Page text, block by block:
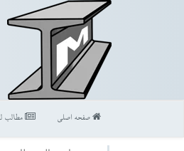
صفحه اصلی مطالب